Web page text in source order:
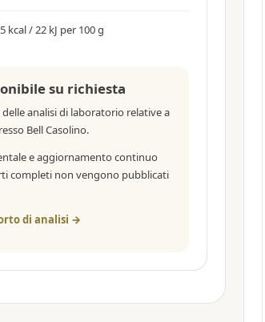
5 kcal / 22 kJ per 100 g
su richiesta
analisi di laboratorio relative a
Bell Casolino.
e aggiornamento continuo
completi non vengono pubblicati
di analisi →